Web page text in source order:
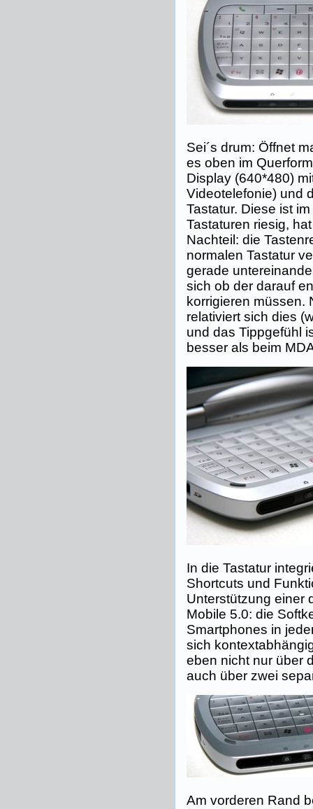
Sei´s drum: Öffnet
es oben im
Display (640*480)
Videotelefonie) und
Tastatur. Diese ist
Tastaturen riesig,
Nachteil: die
normalen Tastatur
gerade
sich ob der darauf
korrigieren müssen.
relativiert sich dies
und das Tippgefühl
besser als beim
In die Tastatur
Shortcuts und
Unterstützung einer
Mobile 5.0: die
Smartphones in
sich
eben nicht nur über
auch über zwei
Am vorderen Rand